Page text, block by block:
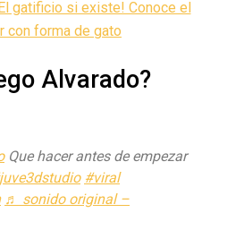
gatificio si existe! Conoce el
con forma de gato
Alvarado?
Que hacer antes de empezar
#viral
♬ sonido original –